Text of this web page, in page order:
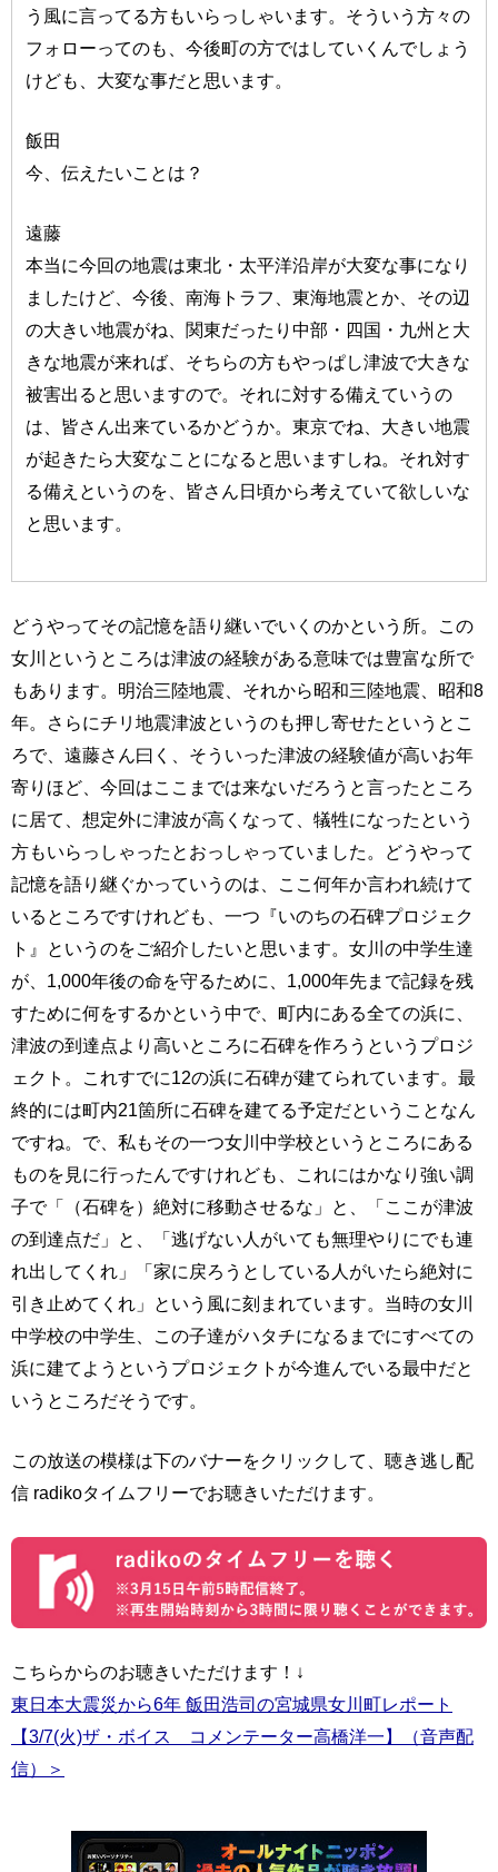
う風に言ってる方もいらっしゃいます。そういう方々の
フォローってのも、今後町の方ではしていくんでしょう
けども、大変な事だと思います。
飯田
今、伝えたいことは？
遠藤
本当に今回の地震は東北・太平洋沿岸が大変な事になり
ましたけど、今後、南海トラフ、東海地震とか、その辺
の大きい地震がね、関東だったり中部・四国・九州と大
きな地震が来れば、そちらの方もやっぱし津波で大きな
被害出ると思いますので。それに対する備えていうの
は、皆さん出来ているかどうか。東京でね、大きい地震
が起きたら大変なことになると思いますしね。それ対す
る備えというのを、皆さん日頃から考えていて欲しいな
と思います。
どうやってその記憶を語り継いでいくのかという所。この
女川というところは津波の経験がある意味では豊富な所で
もあります。明治三陸地震、それから昭和三陸地震、昭和8
年。さらにチリ地震津波というのも押し寄せたというとこ
ろで、遠藤さん曰く、そういった津波の経験値が高いお年
寄りほど、今回はここまでは来ないだろうと言ったところ
に居て、想定外に津波が高くなって、犠牲になったという
方もいらっしゃったとおっしゃっていました。どうやって
記憶を語り継ぐかっていうのは、ここ何年か言われ続けて
いるところですけれども、一つ『いのちの石碑プロジェク
ト』というのをご紹介したいと思います。女川の中学生達
が、1,000年後の命を守るために、1,000年先まで記録を残
すために何をするかという中で、町内にある全ての浜に、
津波の到達点より高いところに石碑を作ろうというプロジ
ェクト。これすでに12の浜に石碑が建てられています。最
終的には町内21箇所に石碑を建てる予定だということなん
ですね。で、私もその一つ女川中学校というところにある
ものを見に行ったんですけれども、これにはかなり強い調
子で「（石碑を）絶対に移動させるな」と、「ここが津波
の到達点だ」と、「逃げない人がいても無理やりにでも連
れ出してくれ」「家に戻ろうとしている人がいたら絶対に
引き止めてくれ」という風に刻まれています。当時の女川
中学校の中学生、この子達がハタチになるまでにすべての
浜に建てようというプロジェクトが今進んでいる最中だと
いうところだそうです。
この放送の模様は下のバナーをクリックして、聴き逃し配
信 radikoタイムフリーでお聴きいただけます。
こちらからのお聴きいただけます！↓
東日本大震災から6年 飯田浩司の宮城県女川町レポート
【3/7(火)ザ・ボイス コメンテーター高橋洋一】（音声配
信）＞